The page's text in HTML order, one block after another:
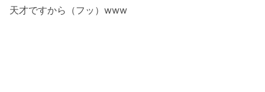
天才ですから（フッ）www